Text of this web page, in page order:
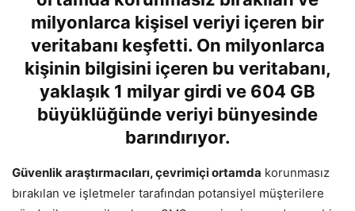
milyonlarca kişisel veriyi içeren bir
veritabanı keşfetti. On milyonlarca
kişinin bilgisini içeren bu veritabanı,
yaklaşık 1 milyar girdi ve 604 GB
büyüklüğünde veriyi bünyesinde
barındırıyor.
Güvenlik araştırmacıları, çevrimiçi ortamda korunmasız
bırakılan ve işletmeler tarafından potansiyel müşterilere